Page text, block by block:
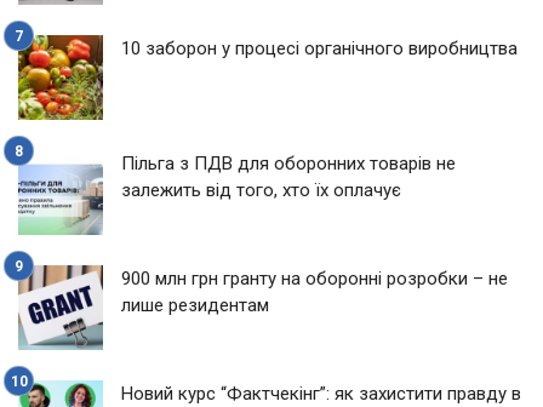
10 заборон у процесі органічного виробництва
Пільга з ПДВ для оборонних товарів не
залежить від того, хто їх оплачує
900 млн грн гранту на оборонні розробки – не
лише резидентам
Новий курс “Фактчекінг”: як захистити правду в